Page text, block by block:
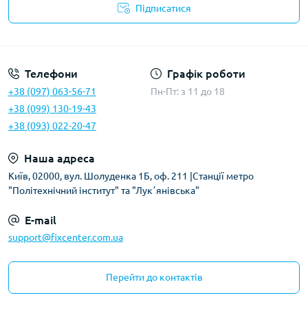
Підписатися
Телефони
+38 (097) 063-56-71
+38 (099) 130-19-43
+38 (093) 022-20-47
Графік роботи
Пн-Пт: з 11 до 18
Наша адреса
Київ, 02000, вул. Шолуденка 1Б, оф. 211 |Станції метро
"Політехнічний інститут" та "Лукʼянівська"
E-mail
support@fixcenter.com.ua
Перейти до контактів